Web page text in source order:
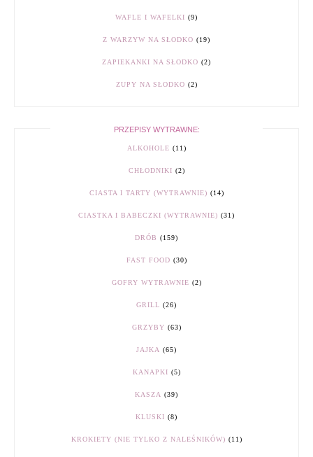
WAFLE I WAFELKI (9)
Z WARZYW NA SŁODKO (19)
ZAPIEKANKI NA SŁODKO (2)
ZUPY NA SŁODKO (2)
PRZEPISY WYTRAWNE:
ALKOHOLE (11)
CHŁODNIKI (2)
CIASTA I TARTY (WYTRAWNIE) (14)
CIASTKA I BABECZKI (WYTRAWNIE) (31)
DRÓB (159)
FAST FOOD (30)
GOFRY WYTRAWNIE (2)
GRILL (26)
GRZYBY (63)
JAJKA (65)
KANAPKI (5)
KASZA (39)
KLUSKI (8)
KROKIETY (NIE TYLKO Z NALEŚNIKÓW) (11)